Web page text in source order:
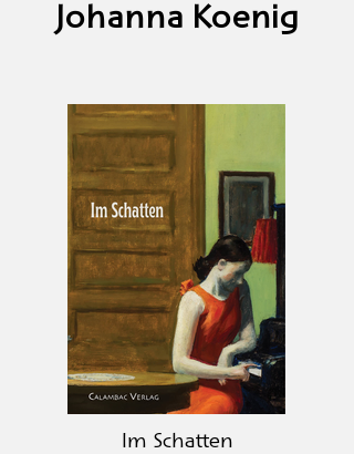
Johanna Koenig
Im Schatten